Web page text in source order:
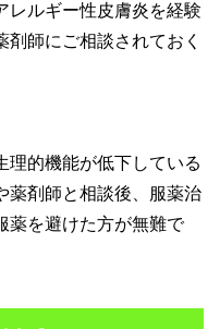
レルギー性皮膚炎を経験
剤師にご相談されておく
理的機能が低下している
薬剤師と相談後、服薬治
薬を避けた方が無難で